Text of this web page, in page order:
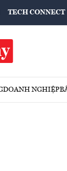
TECH CONNECT
DOANH NGHIỆP